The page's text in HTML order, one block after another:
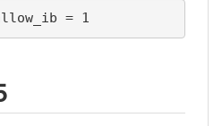
= 1